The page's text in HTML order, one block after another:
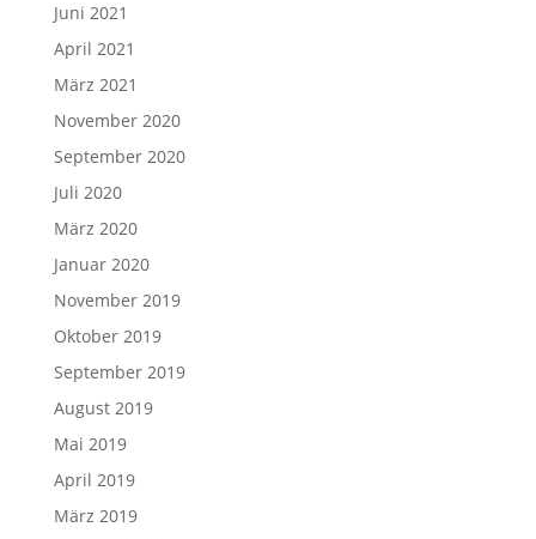
Juni 2021
April 2021
März 2021
November 2020
September 2020
Juli 2020
März 2020
Januar 2020
November 2019
Oktober 2019
September 2019
August 2019
Mai 2019
April 2019
März 2019